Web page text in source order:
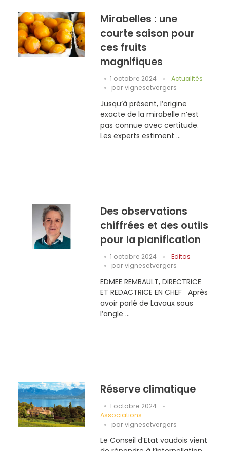
Mirabelles : une
courte saison pour
ces fruits
magnifiques
1 octobre 2024
Actualités
par vignesetvergers
Jusqu’à présent, l’origine
exacte de la mirabelle n’est
pas connue avec certitude.
Les experts estiment ...
Des observations
chiffrées et des outils
pour la planification
1 octobre 2024
Editos
par vignesetvergers
EDMEE REMBAULT, DIRECTRICE
ET REDACTRICE EN CHEF Après
avoir parlé de Lavaux sous
l’angle ...
Réserve climatique
1 octobre 2024
Associations
par vignesetvergers
Le Conseil d’Etat vaudois vient